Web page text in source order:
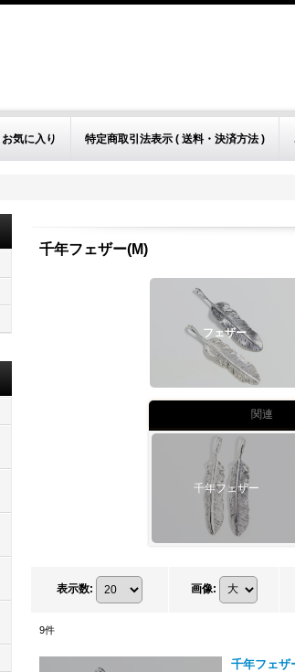
お気に入り 特定商取引法表示 ( 送料・決済方法 )
千年フェザー(M)
フェザー
関連
千年フェザー
表示数: 画像:
9件
千年フェザ